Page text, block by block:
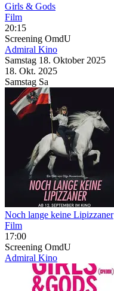
Girls & Gods
Film
20:15
Screening OmdU
Admiral Kino
Samstag 18. Oktober 2025
18. Okt. 2025
Samstag Sa
Noch lange keine Lipizzaner
Film
17:00
Screening OmdU
Admiral Kino